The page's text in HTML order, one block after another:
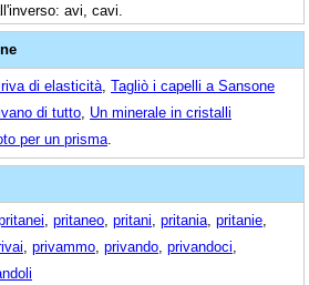
avi, cavi.
di elasticità Tagliò i capelli a Sansone
di tutto Un minerale in cristalli
per un prisma
pritaneo pritani pritania pritanie
privammo privando privandoci